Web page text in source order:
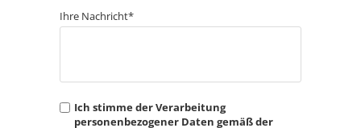
Ihre Nachricht*
Ich stimme der Verarbeitung
personenbezogener Daten gemäß der